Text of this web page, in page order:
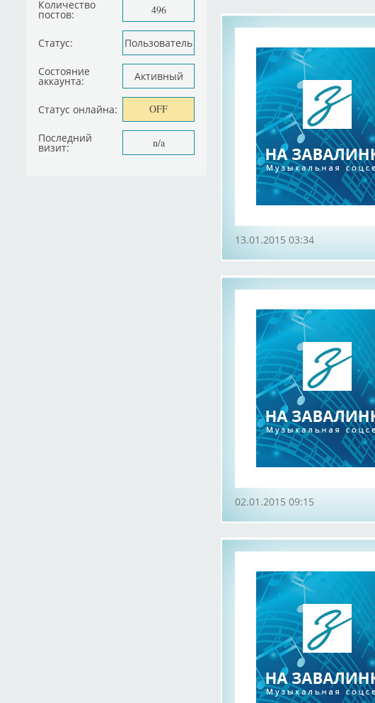
Количество
постов: 496
Статус: Пользователь
Состояние
аккаунта: Активный
Статус онлайна: OFF
Последний
визит: n/a
13.01.2015 03:34
02.01.2015 09:15